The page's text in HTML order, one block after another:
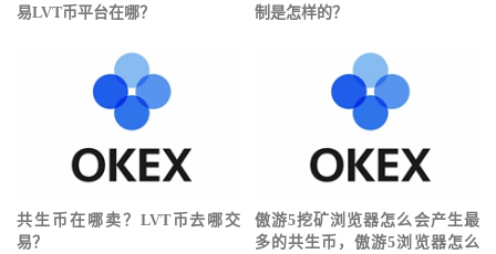
易LVT币平台在哪？
制是怎样的？
共生币在哪卖？LVT币去哪交
易？
傲游5挖矿浏览器怎么会产生最
多的共生币，傲游5浏览器怎么